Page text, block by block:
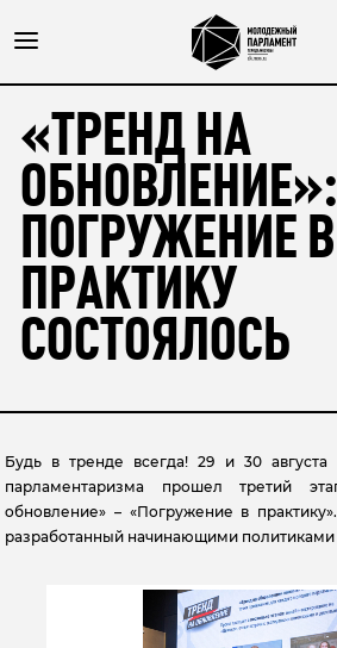
«ТРЕНД НА
ОБНОВЛЕНИЕ»:
ПОГРУЖЕНИЕ В
ПРАКТИКУ
СОСТОЯЛОСЬ
Будь в тренде всегда! 29 и 30
парламентаризма прошел третий
обновление» – «Погружение в
разработанный начинающими политиками